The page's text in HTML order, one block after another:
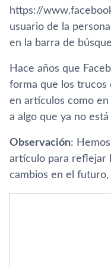
https://
usuario de la
en la barra de
Hace años que
forma que los trucos
en artículos como
a algo que ya no
Observación:
artículo para reflejar
cambios en el